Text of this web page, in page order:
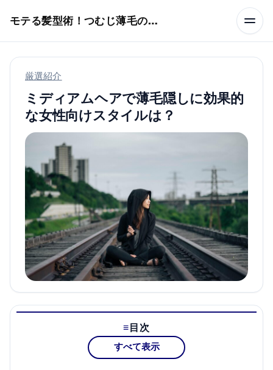
モテる髪型術！つむじ薄毛の隠し方
厳選紹介
ミディアムヘアで薄毛隠しに効果的
な女性向けスタイルは？
目次
すべて表示